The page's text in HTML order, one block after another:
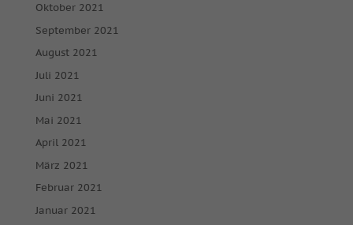
Oktober 2021
September 2021
August 2021
Juli 2021
Juni 2021
Mai 2021
April 2021
März 2021
Februar 2021
Januar 2021